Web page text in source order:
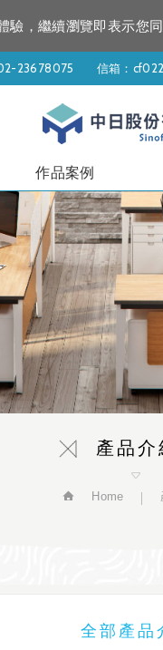
驗，繼續瀏覽即表示您
23678075 信箱：
作品案例
產品介
Home
全部產品